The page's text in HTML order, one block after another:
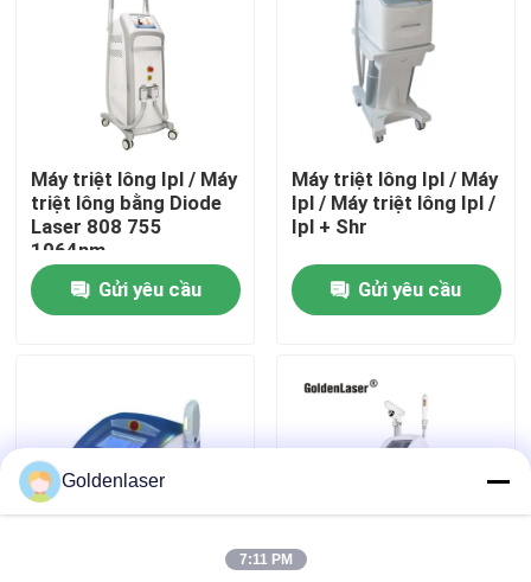
Hướng dẫn VR
Về chúng tôi
Tham quan nhà máy
Liên hệ chúng tôi
Tin tức
Máy triệt lông Ipl / Máy
triệt lông bằng Diode
Laser 808 755
1064nm
Gửi yêu cầu
Máy triệt lông Ipl / Máy
Ipl / Máy triệt lông Ipl /
Ipl + Shr
Gửi yêu cầu
Goldenlaser
7:11 PM